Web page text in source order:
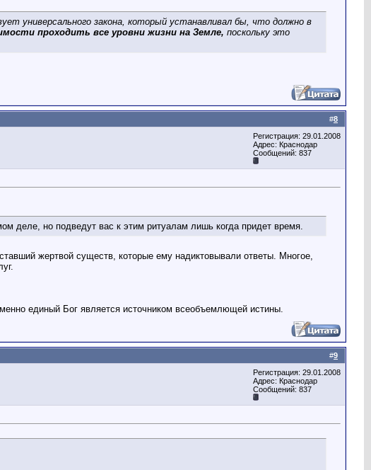
универсального закона, который устанавливал бы, что должно в
проходить все уровни жизни на Земле, поскольку это
#8
Регистрация: 29.01.2008
Адрес: Краснодар
Сообщений: 837
деле, но подведут вас к этим ритуалам лишь когда придет время.
жертвой существ, которые ему надиктовывали ответы. Многое,
единый Бог является источником всеобъемлющей истины.
#9
Регистрация: 29.01.2008
Адрес: Краснодар
Сообщений: 837